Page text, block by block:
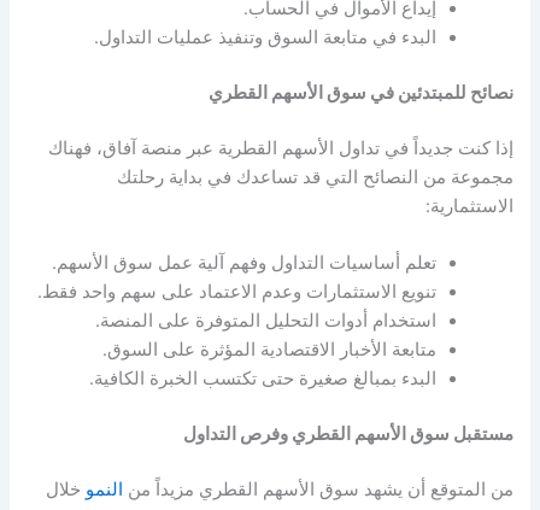
إيداع الأموال في الحساب.
البدء في متابعة السوق وتنفيذ عمليات التداول.
نصائح للمبتدئين في سوق الأسهم القطري
إذا كنت جديداً في تداول الأسهم القطرية عبر منصة آفاق، فهناك
مجموعة من النصائح التي قد تساعدك في بداية رحلتك
الاستثمارية:
تعلم أساسيات التداول وفهم آلية عمل سوق الأسهم.
تنويع الاستثمارات وعدم الاعتماد على سهم واحد فقط.
استخدام أدوات التحليل المتوفرة على المنصة.
متابعة الأخبار الاقتصادية المؤثرة على السوق.
البدء بمبالغ صغيرة حتى تكتسب الخبرة الكافية.
مستقبل سوق الأسهم القطري وفرص التداول
من المتوقع أن يشهد سوق الأسهم القطري مزيداً من النموخلال